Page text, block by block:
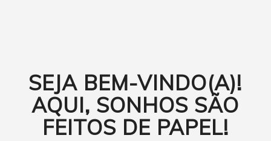
SEJA BEM-VINDO(A)!
AQUI, SONHOS SÃO
FEITOS DE PAPEL!